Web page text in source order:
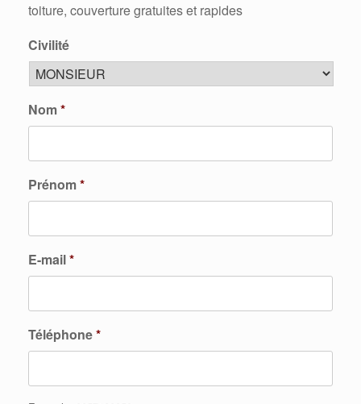
toiture, couverture gratuites et rapides
Civilité
Nom*
Prénom*
E-mail*
Téléphone*